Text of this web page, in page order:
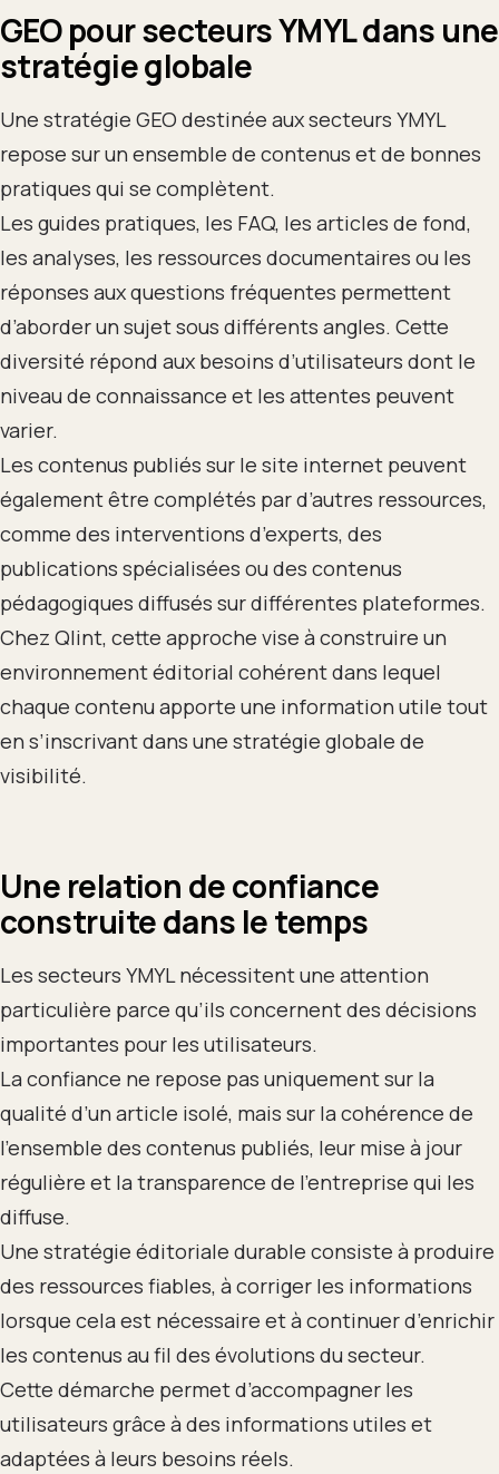
GEO pour secteurs YMYL dans une
stratégie globale
Une stratégie GEO destinée aux secteurs YMYL
repose sur un ensemble de contenus et de bonnes
pratiques qui se complètent.
Les guides pratiques, les FAQ, les articles de fond,
les analyses, les ressources documentaires ou les
réponses aux questions fréquentes permettent
d’aborder un sujet sous différents angles. Cette
diversité répond aux besoins d’utilisateurs dont le
niveau de connaissance et les attentes peuvent
varier.
Les contenus publiés sur le site internet peuvent
également être complétés par d’autres ressources,
comme des interventions d’experts, des
publications spécialisées ou des contenus
pédagogiques diffusés sur différentes plateformes.
Chez Qlint, cette approche vise à construire un
environnement éditorial cohérent dans lequel
chaque contenu apporte une information utile tout
en s’inscrivant dans une stratégie globale de
visibilité.
Une relation de confiance
construite dans le temps
Les secteurs YMYL nécessitent une attention
particulière parce qu’ils concernent des décisions
importantes pour les utilisateurs.
La confiance ne repose pas uniquement sur la
qualité d’un article isolé, mais sur la cohérence de
l’ensemble des contenus publiés, leur mise à jour
régulière et la transparence de l’entreprise qui les
diffuse.
Une stratégie éditoriale durable consiste à produire
des ressources fiables, à corriger les informations
lorsque cela est nécessaire et à continuer d’enrichir
les contenus au fil des évolutions du secteur.
Cette démarche permet d’accompagner les
utilisateurs grâce à des informations utiles et
adaptées à leurs besoins réels.